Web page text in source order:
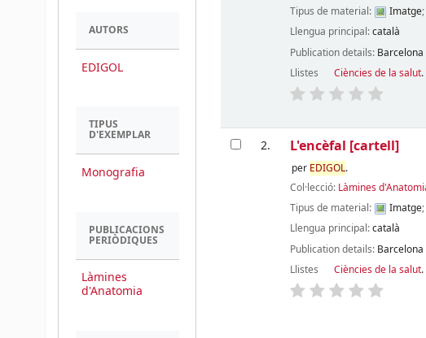
AUTORS
EDIGOL
TIPUS
D'EXEMPLAR
Monografia
PUBLICACIONS
PERIÒDIQUES
Làmines
d'Anatomia
Tipus de material:
Imatge
Llengua principal:català
Publication details: Barcelona
Llistes
Ciències de la salut.
2. L'encèfal [cartell]
per EDIGOL.
Col·lecció: Làmines
Tipus de material:
Imatge
Llengua principal:català
Publication details: Barcelona
Llistes
Ciències de la salut.